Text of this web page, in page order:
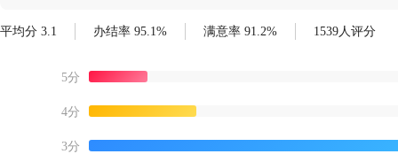
平均分 3.1 办结率 95.1% 满意率 91.2% 1539人评分
5分
4分
3分